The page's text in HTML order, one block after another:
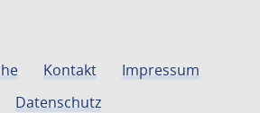
Kontakt
Impressum
Datenschutz